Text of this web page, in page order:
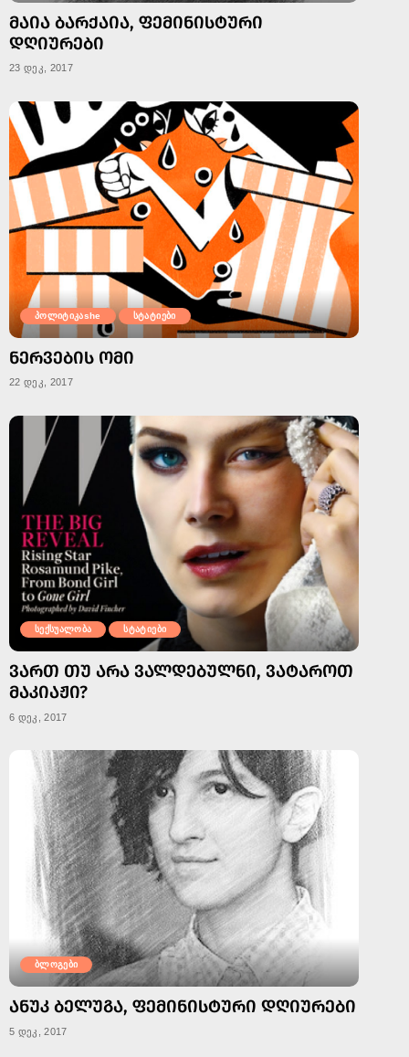
ᲛᲐᲘᲐ ᲑᲐᲠᲥᲐᲘᲐ, ᲤᲔᲛᲘᲜᲘᲡᲢᲣᲠᲘ
ᲓᲦᲘᲣᲠᲔᲑᲘ
23 დეკ, 2017
პოლიტიკაshe სტატიები
ᲜᲔᲠᲕᲔᲑᲘᲡ ᲝᲛᲘ
22 დეკ, 2017
სექსუალობა სტატიები
ᲕᲐᲠᲗ ᲗᲣ ᲐᲠᲐ ᲕᲐᲚᲓᲔᲑᲣᲚᲜᲘ, ᲕᲐᲢᲐᲠᲝᲗ
ᲛᲐᲙᲘᲐᲟᲘ?
6 დეკ, 2017
ბლოგები
ᲐᲜᲣᲙ ᲑᲔᲚᲣᲒᲐ, ᲤᲔᲛᲘᲜᲘᲡᲢᲣᲠᲘ ᲓᲦᲘᲣᲠᲔᲑᲘ
5 დეკ, 2017